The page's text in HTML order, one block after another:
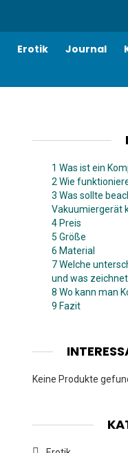
Erotik Journal
1 Was ist ein
2 Wie
3 Was sollte
Vakuumiergerät
4 Preis
5 Größe
6 Material
7 Welche
und was
8 Wo kann man
9 Fazit
Keine Produkte